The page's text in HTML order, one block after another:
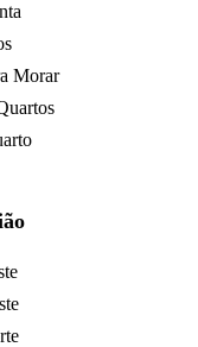
Morar